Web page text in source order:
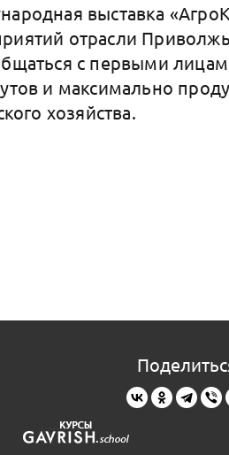
выставка
отрасли
с первыми
и максимально
хозяйства.